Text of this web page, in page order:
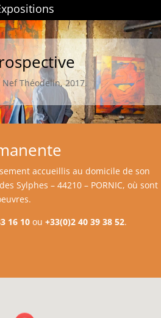
Nef Théodelin, 2017.
accueillis au domicile de son
Sylphes – 44210 – PORNIC, où sont
16 10 ou +33(0)2 40 39 38 52.